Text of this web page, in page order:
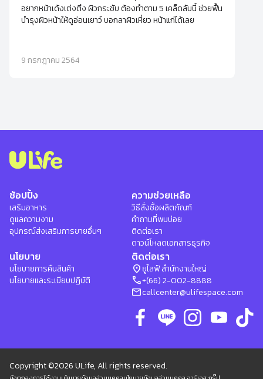
อยากหน้าเด้งเต่งตึง ผิวกระชับ ต้องทำตาม 5 เคล็ดลับนี้ ช่วยฟื้น
บำรุงผิวหน้าให้ดูอ่อนเยาว์ บอกลาผิวเหี่ยว หน้าแก่ได้เลย
9 กรกฎาคม 2564
ช้อปปิ้ง
เสริมอาหาร
ดูแลความงาม
อุปกรณ์ส่งเสริมการขายอื่นๆ
ความช่วยเหลือ
วิธีสั่งซื้อผลิตภัณฑ์
คำถามที่พบบ่อย
ติดต่อเรา
ดาวน์โหลดเอกสารธุรกิจ
นโยบาย
นโยบายการคืนสินค้า
นโยบายและระเบียบปฏิบัติ
ติดต่อเรา
location_onยูไลฟ์ สำนักงานใหญ่
phone+(66) 2-002-8888
mailcallcenter@ulifespace.com
Copyright ©2026 ULife, All rights reserved.